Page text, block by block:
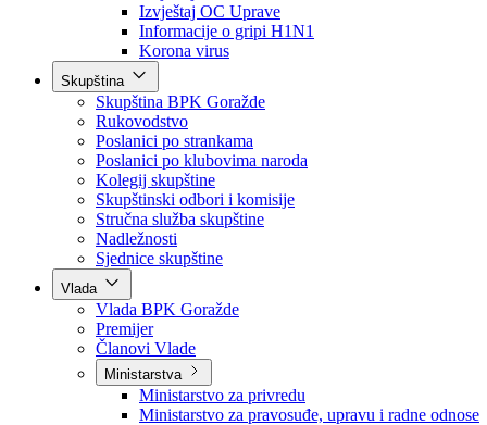
Obavještenja Vlade
Izvještajno prognozna služba Ministarstva privrede
Izvještaj o radu
Izvještaj OC Uprave
Informacije o gripi H1N1
Korona virus
Skupština
Skupština BPK Goražde
Rukovodstvo
Poslanici po strankama
Poslanici po klubovima naroda
Kolegij skupštine
Skupštinski odbori i komisije
Stručna služba skupštine
Nadležnosti
Sjednice skupštine
Vlada
Vlada BPK Goražde
Premijer
Članovi Vlade